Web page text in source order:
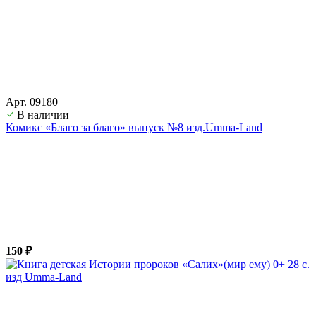
Арт. 09180
В наличии
Комикс «Благо за благо» выпуск №8 изд.Umma-Land
150 ₽